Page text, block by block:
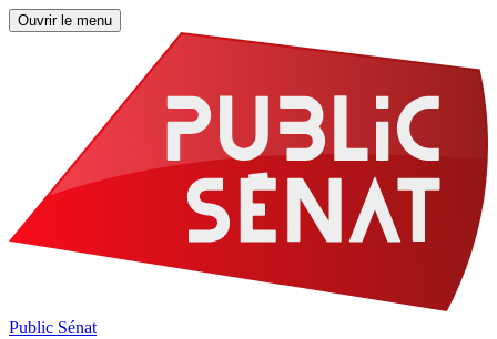
Ouvrir le menu
Public Sénat